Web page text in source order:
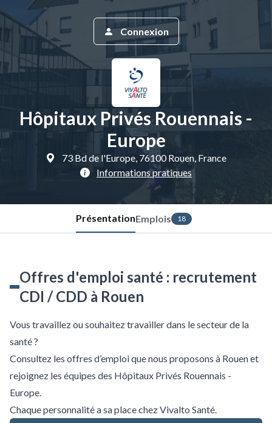
Hôpitaux Privés Rouennais -
Europe
73 Bd de l'Europe, 76100 Rouen, France
Informations pratiques
Connexion
PrésentationEmplois 18
Offres d'emploi santé : recrutement
CDI / CDD à Rouen
Vous travaillez ou souhaitez travailler dans le secteur de la
santé ?
Consultez les offres d’emploi que nous proposons à Rouen et
rejoignez les équipes des Hôpitaux Privés Rouennais -
Europe.
Chaque personnalité a sa place chez Vivalto Santé.